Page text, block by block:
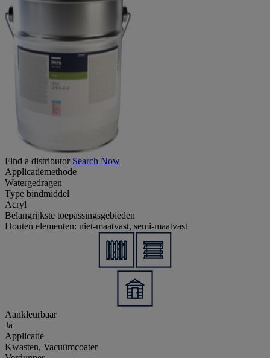
Find a distributor Search Now
Applicatiemethode
Watergedragen
Type bindmiddel
Acryl
Belangrijkste toepassingsgebieden
Houten elementen: niet-maatvast, semi-maatvast
Aankleurbaar
Ja
Applicatie
Kwasten, Vacuümcoater